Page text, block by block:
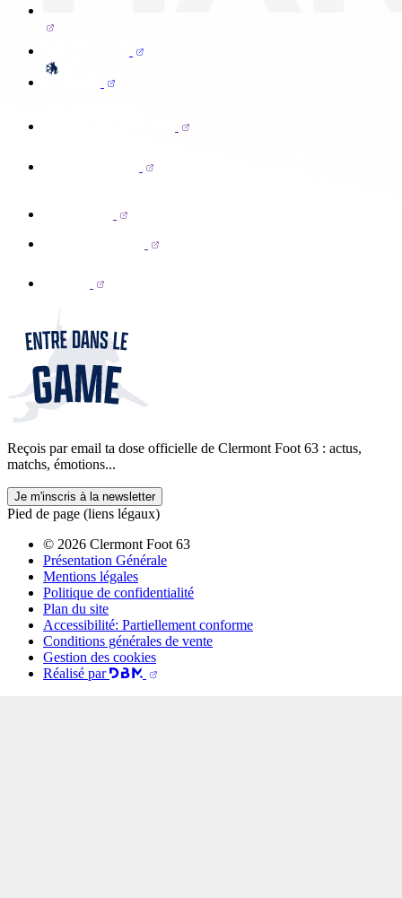
Reçois par email ta dose officielle de Clermont Foot 63 : actus,
matchs, émotions...
Je m'inscris à la newsletter
Pied de page (liens légaux)
© 2026 Clermont Foot 63
Présentation Générale
Mentions légales
Politique de confidentialité
Plan du site
Accessibilité: Partiellement conforme
Conditions générales de vente
Gestion des cookies
Réalisé par